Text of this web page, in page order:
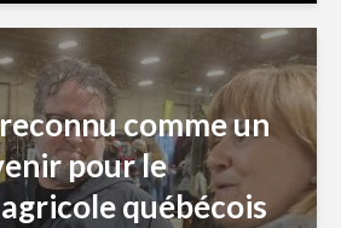
comme un
pour le
québécois